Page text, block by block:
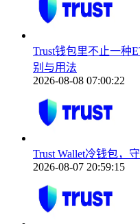
Trust钱包里不止一种
别与用法
2026-08-08 07:00:22
Trust Wallet冷钱包，
2026-08-07 20:59:15